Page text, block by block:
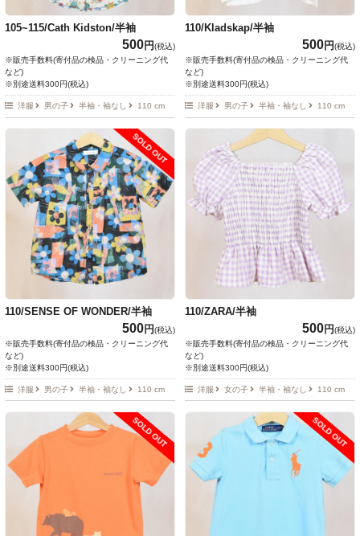
105~115/Cath Kidston/半袖
500円(税込)
※販売手数料(寄付品の検品・クリーニング代
など)
※別途送料300円(税込)
洋服 男の子 半袖・袖なし 110 cm
110/Kladskap/半袖
500円(税込)
※販売手数料(寄付品の検品・クリーニング代
など)
※別途送料300円(税込)
洋服 男の子 半袖・袖なし 110 cm
SOLD OUT
110/SENSE OF WONDER/半袖
500円(税込)
※販売手数料(寄付品の検品・クリーニング代
など)
※別途送料300円(税込)
洋服 男の子 半袖・袖なし 110 cm
110/ZARA/半袖
500円(税込)
※販売手数料(寄付品の検品・クリーニング代
など)
※別途送料300円(税込)
洋服 女の子 半袖・袖なし 110 cm
SOLD OUT SOLD OUT